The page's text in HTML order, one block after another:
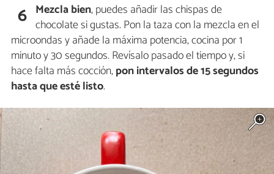
6 Mezcla bien, puedes añadir las chispas de
chocolate si gustas. Pon la taza con la mezcla en el
microondas y añade la máxima potencia, cocina por 1
minuto y 30 segundos. Revísalo pasado el tiempo y, si
hace falta más cocción,pon intervalos de 15 segundos
hasta que esté listo.